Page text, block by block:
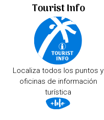
Tourist Info
Localiza todos los puntos y
oficinas de información
turística